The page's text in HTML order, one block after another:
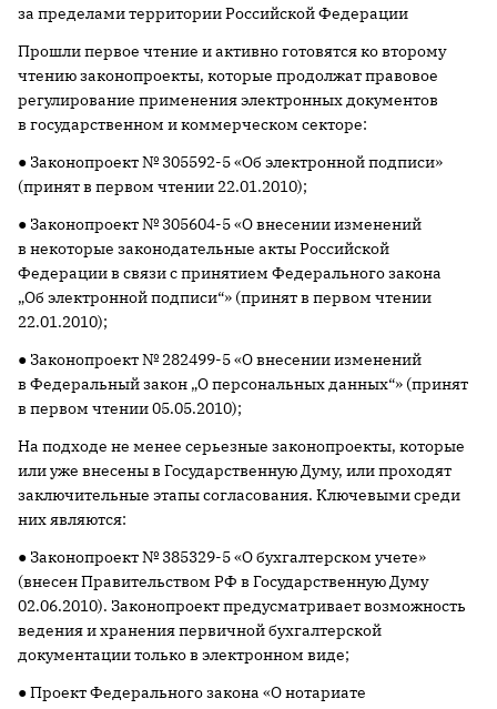
за пределами территории Российской Федерации
Прошли первое чтение и активно готовятся ко второму
чтению законопроекты, которые продолжат правовое
регулирование применения электронных документов
в государственном и коммерческом секторе:
● Законопроект № 305592-5 «Об электронной подписи»
(принят в первом чтении 22.01.2010);
● Законопроект № 305604-5 «О внесении изменений
в некоторые законодательные акты Российской
Федерации в связи с принятием Федерального закона
„Об электронной подписи“» (принят в первом чтении
22.01.2010);
● Законопроект № 282499-5 «О внесении изменений
в Федеральный закон „О персональных данных“» (принят
в первом чтении 05.05.2010);
На подходе не менее серьезные законопроекты, которые
или уже внесены в Государственную Думу, или проходят
заключительные этапы согласования. Ключевыми среди
них являются:
● Законопроект № 385329-5 «О бухгалтерском учете»
(внесен Правительством РФ в Государственную Думу
02.06.2010). Законопроект предусматривает возможность
ведения и хранения первичной бухгалтерской
документации только в электронном виде;
● Проект Федерального закона «О нотариате